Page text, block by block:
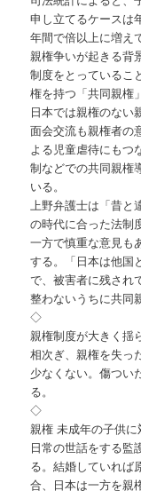
申し立てるケースは
年間で倍以上に増え
親権争いが起きる背
制度をとっているこ
権を持つ「共同親権
日本では親権のない
面会交流も親権者の
よる児童虐待にもつ
制などでの共同親権
いる。
上野弁護士は「昔と
の時代に合った法制
一方で慎重な意見も
する。「日本は他国
で、被害者に残され
整わないうちに共同
◇
親権制度が大きく揺
相次ぎ、親権を失っ
少なくない。傷つい
る。
◇
親権 未成年の子供に
日常の世話をする監
る。結婚していれば
合、日本は一方を親